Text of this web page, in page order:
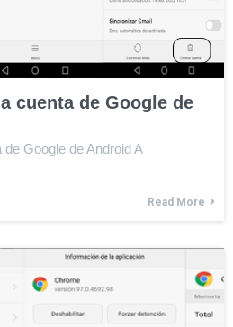
cuenta de Google de
Google de Android A
Read More